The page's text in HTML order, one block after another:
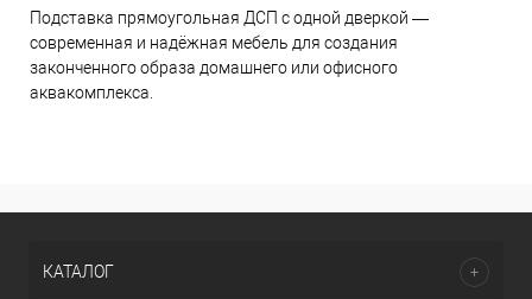
Пoдставка прямоугольная ДСП с одной дверкой —
современная и надёжная мебель для создания
законченного образа домашнего или офисного
аквакомплекса.
КАТАЛОГ